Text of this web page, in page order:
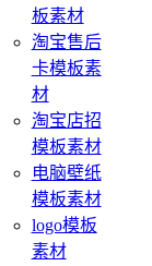
板素材
淘宝售后
卡模板素
材
淘宝店招
模板素材
电脑壁纸
模板素材
logo模板
素材